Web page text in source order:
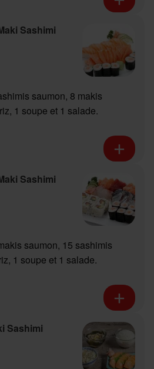
Sashimi
saumon, 8 makis
1 soupe et 1 salade.
Sashimi
saumon, 15 sashimis
1 soupe et 1 salade.
Sashimi